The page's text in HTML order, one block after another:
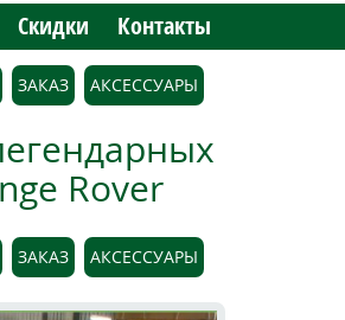
Скидки Контакты
ЗАКАЗ АКСЕССУАРЫ
Rover
ЗАКАЗ АКСЕССУАРЫ